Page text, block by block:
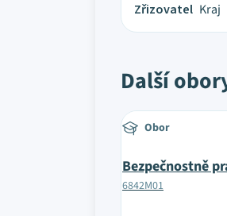
Zřizovatel Kraj
Další
Obor
Bezpečnostně
6842M01